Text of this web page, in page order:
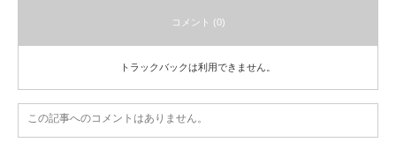
コメント (0)
トラックバックは利用できません。
この記事へのコメントはありません。